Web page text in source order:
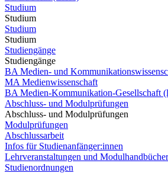
Studium
Studium
Studium
Studium
Studiengänge
Studiengänge
BA Medien- und
MA Medienwissenschaft
BA Medien-Kommunikation-Gesellschaft
Abschluss- und Modulprüfungen
Abschluss- und Modulprüfungen
Modulprüfungen
Abschlussarbeit
Infos für Studienanfänger:innen
Lehrveranstaltungen und Modulhandbücher
Studienordnungen